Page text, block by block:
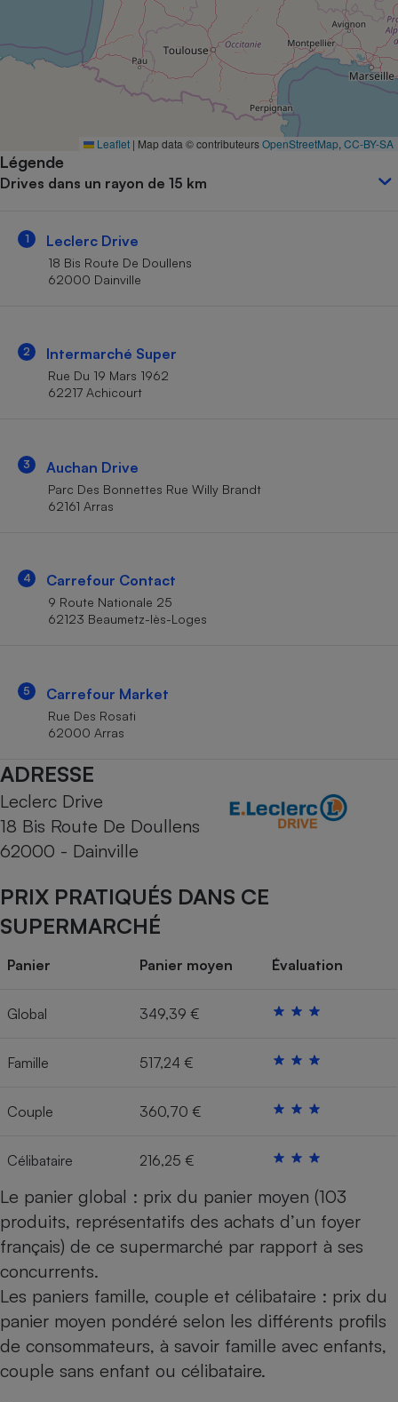
Leaflet | Map data © contributeursOpenStreetMap CC-BY-SA
Légende
Drives dans un rayon de 15 km
1 Leclerc Drive
18 Bis Route De Doullens
62000 Dainville
2 Intermarché Super
Rue Du 19 Mars 1962
62217 Achicourt
3 Auchan Drive
Parc Des Bonnettes Rue Willy Brandt
62161 Arras
4 Carrefour Contact
9 Route Nationale 25
62123 Beaumetz-lès-Loges
5 Carrefour Market
Rue Des Rosati
62000 Arras
ADRESSE
Leclerc Drive
18 Bis Route De Doullens
62000 - Dainville
PRIX PRATIQUÉS DANS CE
SUPERMARCHÉ
Panier Panier moyen Évaluation
Global 349,39 €
Famille 517,24 €
Couple 360,70 €
Célibataire 216,25 €
Le panier global : prix du panier moyen (103
produits, représentatifs des achats d’un foyer
français) de ce supermarché par rapport à ses
concurrents.
Les paniers famille, couple et célibataire : prix du
panier moyen pondéré selon les différents profils
de consommateurs, à savoir famille avec enfants,
couple sans enfant ou célibataire.
Complément
alimentaire
Assurance emprunteur
Petit électroménager -
Cafetière à expressos
Robot ménager
Mutuelle